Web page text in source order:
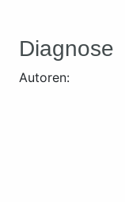
Diagnose
Autoren: